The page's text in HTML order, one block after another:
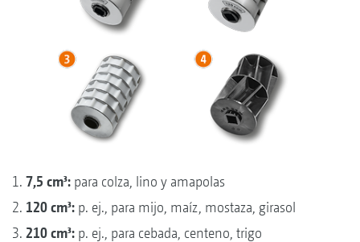
1. 7,5 cm³: para colza, lino y amapolas
2. 120 cm³: p. ej., para mijo, maíz, mostaza, girasol
3. 210 cm³: p. ej., para cebada, centeno, trigo